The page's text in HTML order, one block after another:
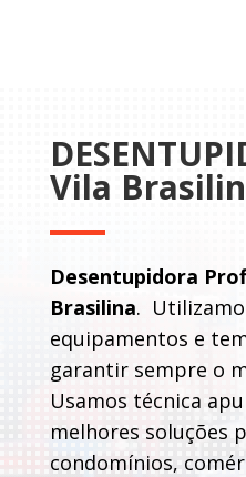
Vila
Desentupidora
Brasilina.
equipamentos e
garantir sempre o
Usamos técnica
melhores soluções
condomínios,